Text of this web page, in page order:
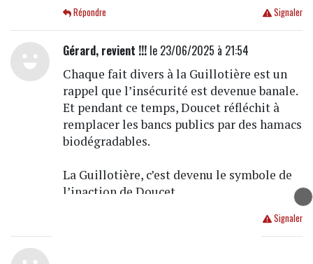
Signaler
Répondre
Gérard, revient !!!le 23/06/2025 à 21:54
Chaque fait divers à la Guillotière est un
rappel que l’insécurité est devenue banale.
Et pendant ce temps, Doucet réfléchit à
remplacer les bancs publics par des hamacs
biodégradables.
La Guillotière, c’est devenu le symbole de
l’inaction de Doucet.
Signaler